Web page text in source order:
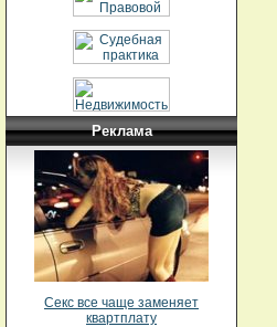
Реклама
Секс все чаще заменяет
квартплату